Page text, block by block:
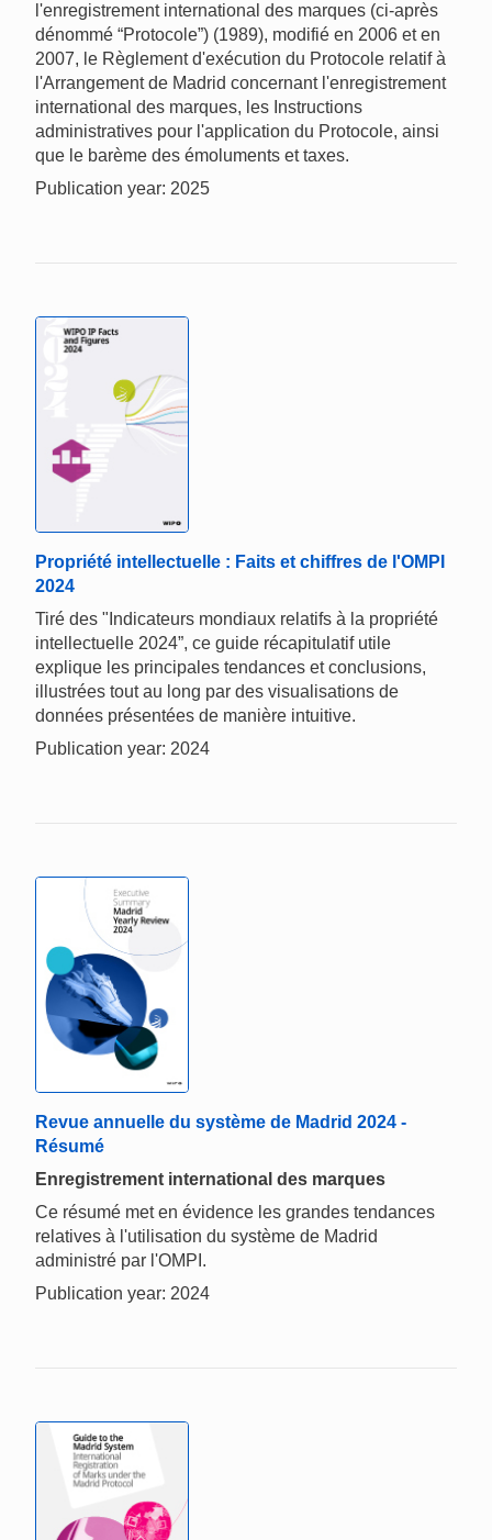
l'enregistrement international des marques (ci-après
dénommé “Protocole”) (1989), modifié en 2006 et en
2007, le Règlement d'exécution du Protocole relatif à
l'Arrangement de Madrid concernant l'enregistrement
international des marques, les Instructions
administratives pour l'application du Protocole, ainsi
que le barème des émoluments et taxes.
Publication year: 2025
Propriété intellectuelle : Faits et chiffres de l'OMPI
2024
Tiré des "Indicateurs mondiaux relatifs à la propriété
intellectuelle 2024”, ce guide récapitulatif utile
explique les principales tendances et conclusions,
illustrées tout au long par des visualisations de
données présentées de manière intuitive.
Publication year: 2024
Revue annuelle du système de Madrid 2024 -
Résumé
Enregistrement international des marques
Ce résumé met en évidence les grandes tendances
relatives à l'utilisation du système de Madrid
administré par l'OMPI.
Publication year: 2024